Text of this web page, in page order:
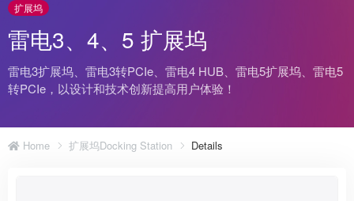
扩展坞
雷电3、4、5 扩展坞
雷电3扩展坞、雷电3转PCIe、雷电4 HUB、雷电5扩展坞、雷电5
转PCIe，以设计和技术创新提高用户体验！
Home 扩展坞Docking Station Details